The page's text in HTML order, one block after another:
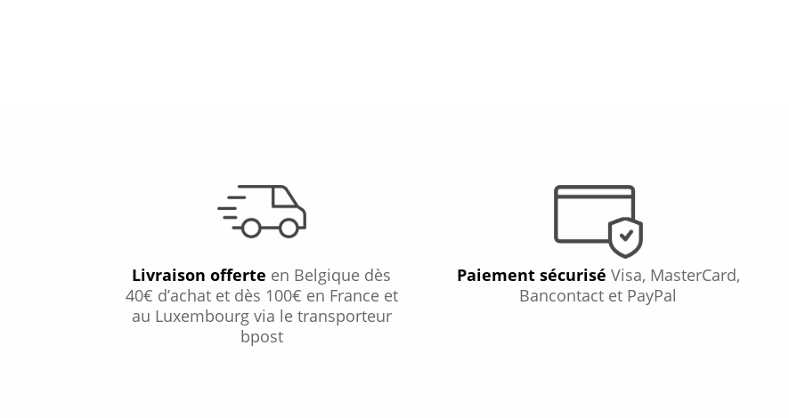
Livraison offerte en Belgique dès
40€ d’achat et dès 100€ en France et
au Luxembourg via le transporteur
bpost
Paiement sécurisé Visa, MasterCard,
Bancontact et PayPal